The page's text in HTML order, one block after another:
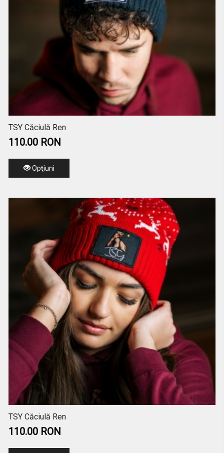
TSY Căciulă Ren
110.00 RON
Opţiuni
TSY Căciulă Ren
110.00 RON